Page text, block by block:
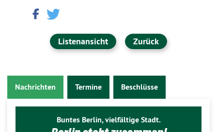
Listenansicht Zurück
Nachrichten Termine Beschlüsse
Buntes Berlin, vielfältige Stadt.